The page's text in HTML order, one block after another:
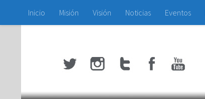
Saltar al contenido
Inicio Misión Visión Noticias Eventos